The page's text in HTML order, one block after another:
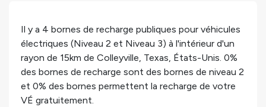
Il y a 4 bornes de recharge publiques pour véhicules
électriques (Niveau 2 et Niveau 3) à l'intérieur d'un
rayon de 15km de Colleyville, Texas, États-Unis. 0%
des bornes de recharge sont des bornes de niveau 2
et 0% des bornes permettent la recharge de votre
VÉ gratuitement.